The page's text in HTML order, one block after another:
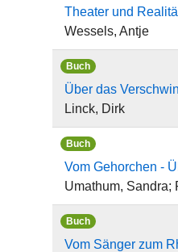
Theater und
Wessels, Antje
Buch
Über das
Linck, Dirk
Buch
Vom Gehorchen -
Umathum, Sandra;
Buch
Vom Sänger zum